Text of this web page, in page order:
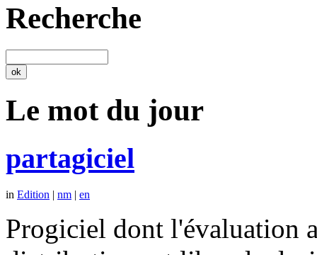
Recherche
Le mot du jour
partagiciel
in Edition | nm | en
Progiciel dont l'évaluation